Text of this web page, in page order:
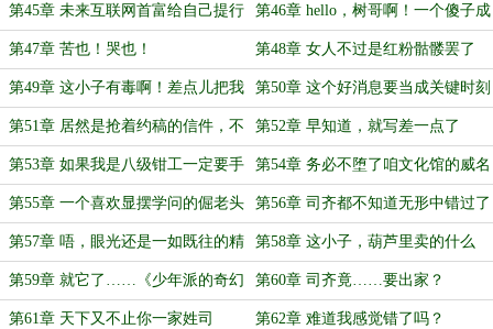
的
第45章 未来互联网首富给自己提行
李，How dare you？
第46章 hello，树哥啊！一个傻子成
了“半仙”
第47章 苦也！哭也！ 第48章 女人不过是红粉骷髅罢了
第49章 这小子有毒啊！差点儿把我
都给带坏了
第50章 这个好消息要当成关键时刻
的大卫星
第51章 居然是抢着约稿的信件，不
看也罢
第52章 早知道，就写差一点了
第53章 如果我是八级钳工一定要手
搓一台手机
第54章 务必不堕了咱文化馆的威名
第55章 一个喜欢显摆学问的倔老头
而已
第56章 司齐都不知道无形中错过了
多大的机遇
第57章 唔，眼光还是一如既往的精
准
第58章 这小子，葫芦里卖的什么
药？
第59章 就它了……《少年派的奇幻
漂流》
第60章 司齐竟……要出家？
第61章 天下又不止你一家姓司 第62章 难道我感觉错了吗？